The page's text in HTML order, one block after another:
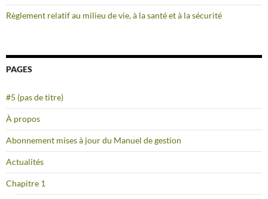
Règlement relatif au milieu de vie, à la santé et à la sécurité
PAGES
#5 (pas de titre)
À propos
Abonnement mises à jour du Manuel de gestion
Actualités
Chapitre 1